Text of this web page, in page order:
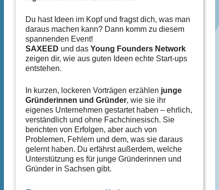
Du hast Ideen im Kopf und fragst dich, was man
daraus machen kann? Dann komm zu diesem
spannenden Event!
SAXEED und das Young Founders Network
zeigen dir, wie aus guten Ideen echte Start-ups
entstehen.
In kurzen, lockeren Vorträgen erzählen junge
Gründerinnen und Gründer, wie sie ihr
eigenes Unternehmen gestartet haben – ehrlich,
verständlich und ohne Fachchinesisch. Sie
berichten von Erfolgen, aber auch von
Problemen, Fehlern und dem, was sie daraus
gelernt haben. Du erfährst außerdem, welche
Unterstützung es für junge Gründerinnen und
Gründer in Sachsen gibt.